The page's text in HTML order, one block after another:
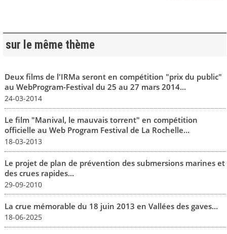
sur le même thème
Deux films de l'IRMa seront en compétition "prix du public"
au WebProgram-Festival du 25 au 27 mars 2014...
24-03-2014
Le film "Manival, le mauvais torrent" en compétition
officielle au Web Program Festival de La Rochelle...
18-03-2013
Le projet de plan de prévention des submersions marines et
des crues rapides...
29-09-2010
La crue mémorable du 18 juin 2013 en Vallées des gaves...
18-06-2025